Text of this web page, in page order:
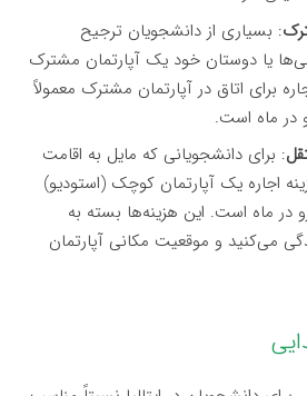
: بسیاری از دانشجویان ترجیح
یا دوستان خود یک آپارتمان مشترک
برای اتاق در آپارتمان مشترک معمولاً
: برای دانشجویانی که مایل به اقامت
اجاره یک آپارتمان کوچک (استودیو)
تا ۱۲۰۰ یورو در ماه است. این هزینه‌ها بسته به
می‌کنید و موقعیت مکانی آپارتمان